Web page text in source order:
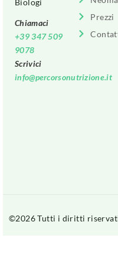
Chiamaci
+39 347 509
9078
Scrivici
info@percorsonutrizione.it
Prezzi
©2026 Tutti i diritti